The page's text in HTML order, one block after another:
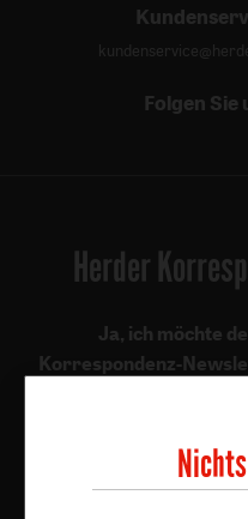
Folgen Sie
Herder
Ja, ich möchte
Korrespondenz-
die Verwendung meiner
Newsletter oder die E-